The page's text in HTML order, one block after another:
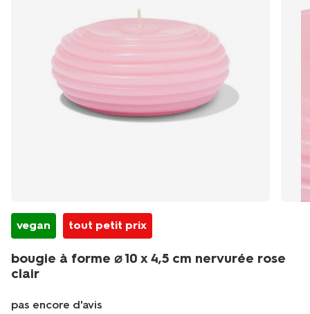
vegan tout petit prix
bougie à forme ⌀ 10 x 4,5 cm nervurée rose
clair
pas encore d'avis